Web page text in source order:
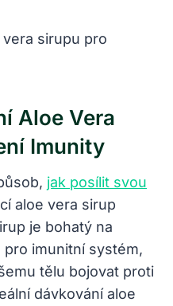
Aloe Vera
Imunity
jak posílit svou
aloe vera sirup
je bohatý na
imunitní systém,
tělu bojovat proti
dávkování aloe